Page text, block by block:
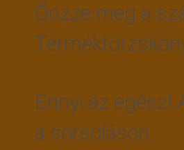
Őrizze meg a
Ennyi az
a sorsoláson.